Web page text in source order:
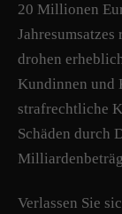
20 Millionen
drohen
Kundinnen und
strafrechtliche
Schäden durch
Verlassen Sie